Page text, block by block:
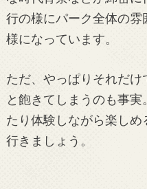
行の様にパーク全体の
様になっています。
ただ、やっぱりそれだ
と飽きてしまうのも事
たり体験しながら楽し
行きましょう。